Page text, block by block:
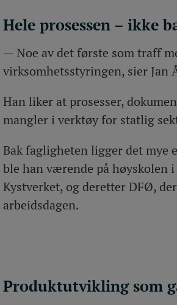
Hele prosessen – ikke
— Noe av det første som traff
virksomhetsstyringen, sier Jan
Han liker at prosesser,
mangler i verktøy for statlig
Bak fagligheten ligger det mye
ble han værende på høyskolen
Kystverket, og deretter DFØ,
arbeidsdagen.
Produktutvikling som